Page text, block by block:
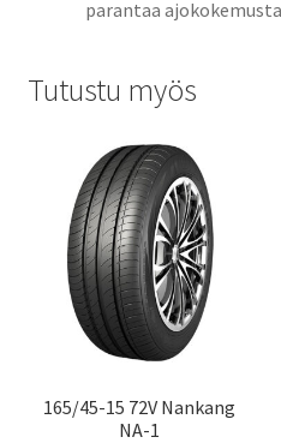
parantaa
Tutustu myös
165/45-15 72V Nankang
NA-1